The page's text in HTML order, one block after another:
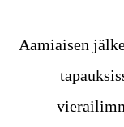
Aamiaisen